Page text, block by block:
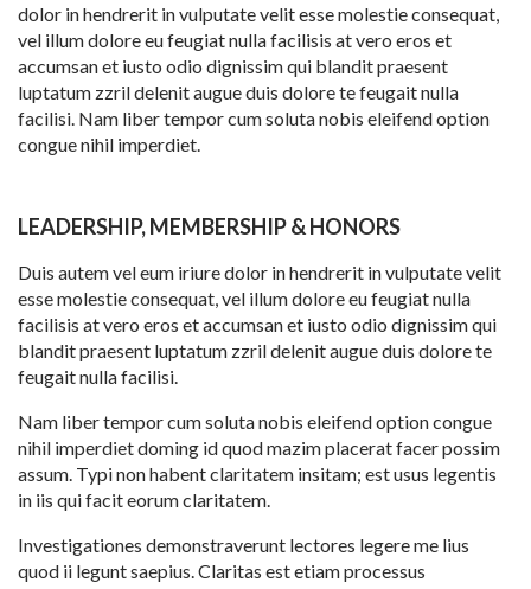
dolor in hendrerit in vulputate velit esse molestie consequat,
vel illum dolore eu feugiat nulla facilisis at vero eros et
accumsan et iusto odio dignissim qui blandit praesent
luptatum zzril delenit augue duis dolore te feugait nulla
facilisi. Nam liber tempor cum soluta nobis eleifend option
congue nihil imperdiet.
LEADERSHIP, MEMBERSHIP & HONORS
Duis autem vel eum iriure dolor in hendrerit in vulputate velit
esse molestie consequat, vel illum dolore eu feugiat nulla
facilisis at vero eros et accumsan et iusto odio dignissim qui
blandit praesent luptatum zzril delenit augue duis dolore te
feugait nulla facilisi.
Nam liber tempor cum soluta nobis eleifend option congue
nihil imperdiet doming id quod mazim placerat facer possim
assum. Typi non habent claritatem insitam; est usus legentis
in iis qui facit eorum claritatem.
Investigationes demonstraverunt lectores legere me lius
quod ii legunt saepius. Claritas est etiam processus